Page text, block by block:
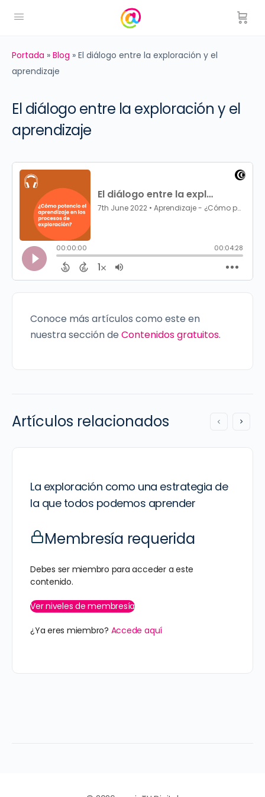
Portada » Blog » El diálogo entre la exploración y el
aprendizaje
El diálogo entre la exploración y el
aprendizaje
Conoce más artículos como este en
nuestra sección de Contenidos gratuitos.
Artículos relacionados
La exploración como una estrategia de
la que todos podemos aprender
Membresía requerida
Debes ser miembro para acceder a este
contenido.
Ver niveles de membresía
¿Ya eres miembro? Accede aquí